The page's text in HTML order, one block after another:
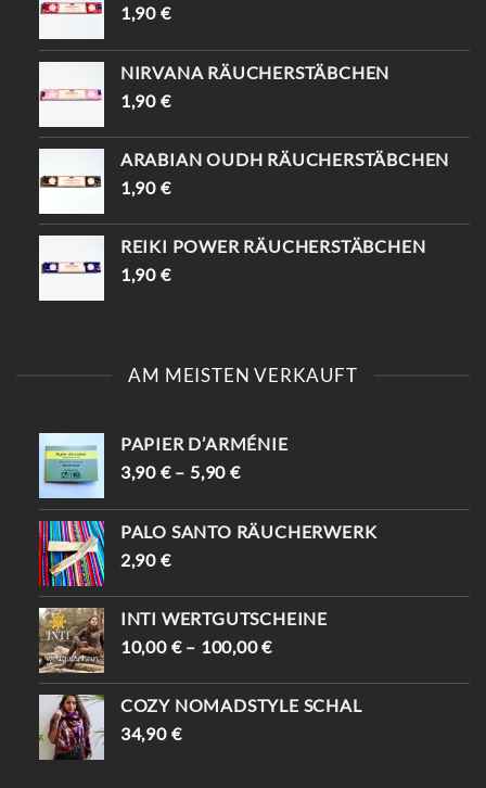
1,90 €
NIRVANA RÄUCHERSTÄBCHEN
1,90 €
ARABIAN OUDH RÄUCHERSTÄBCHEN
1,90 €
REIKI POWER RÄUCHERSTÄBCHEN
1,90 €
AM MEISTEN VERKAUFT
PAPIER D’ARMÉNIE
3,90 €– 5,90€
PALO SANTO RÄUCHERWERK
2,90 €
INTI WERTGUTSCHEINE
10,00 €– 100,00€
COZY NOMADSTYLE SCHAL
34,90 €